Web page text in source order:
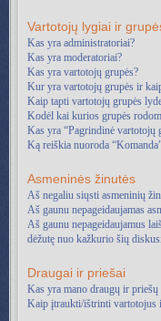
Vartotojų lygiai ir
Kas yra administratoriai?
Kas yra moderatoriai?
Kas yra vartotojų grupės?
Kur yra vartotojų grupės ir
Kaip tapti vartotojų grupės
Kodėl kai kurios grupės
Kas yra “Pagrindinė vartotojų
Ką reiškia nuoroda
Asmeninės žinutės
Aš negaliu siųsti asmeninių
Aš gaunu nepageidaujamas
Aš gaunu nepageidaujamus
dėžutę nuo kažkurio šių
Draugai ir priešai
Kas yra mano draugų ir priešų
Kaip įtraukti/ištrinti vartotojus